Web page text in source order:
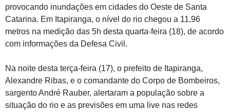
provocando inundações em cidades do Oeste de Santa
Catarina. Em Itapiranga, o nível do rio chegou a 11,96
metros na medição das 5h desta quarta-feira (18), de acordo
com informações da Defesa Civil.
Na noite desta terça-feira (17), o prefeito de Itapiranga,
Alexandre Ribas, e o comandante do Corpo de Bombeiros,
sargento André Rauber, alertaram a população sobre a
situação do rio e as previsões em uma live nas redes